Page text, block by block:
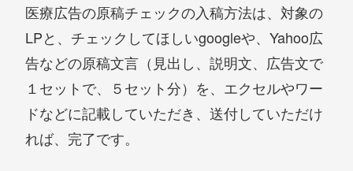
医療広告の原稿チェックの入稿方法は、対象の
LPと、チェックしてほしいgoogleや、Yahoo広
告などの原稿文言（見出し、説明文、広告文で
１セットで、５セット分）を、エクセルやワー
ドなどに記載していただき、送付していただけ
れば、完了です。